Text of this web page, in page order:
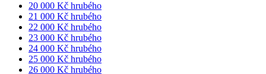
20 000 Kč hrubého
21 000 Kč hrubého
22 000 Kč hrubého
23 000 Kč hrubého
24 000 Kč hrubého
25 000 Kč hrubého
26 000 Kč hrubého